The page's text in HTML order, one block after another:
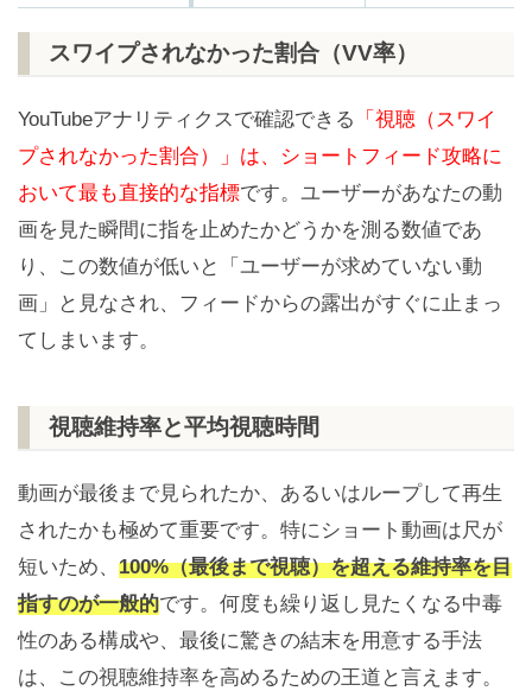
スワイプされなかった割合（VV率）
YouTubeアナリティクスで確認できる
「視聴（スワイ
プされなかった割合）」は、ショートフィード攻略に
おいて最も直接的な指標です。ユーザーがあなたの動
画を見た瞬間に指を止めたかどうかを測る数値であ
り、この数値が低いと「ユーザーが求めていない動
画」と見なされ、フィードからの露出がすぐに止まっ
てしまいます。
視聴維持率と平均視聴時間
動画が最後まで見られたか、あるいはループして再生
されたかも極めて重要です。特にショート動画は尺が
短いため、 100%（最後まで視聴）を超える維持率を目
指すのが一般的です。何度も繰り返し見たくなる中毒
性のある構成や、最後に驚きの結末を用意する手法
は、この視聴維持率を高めるための王道と言えます。